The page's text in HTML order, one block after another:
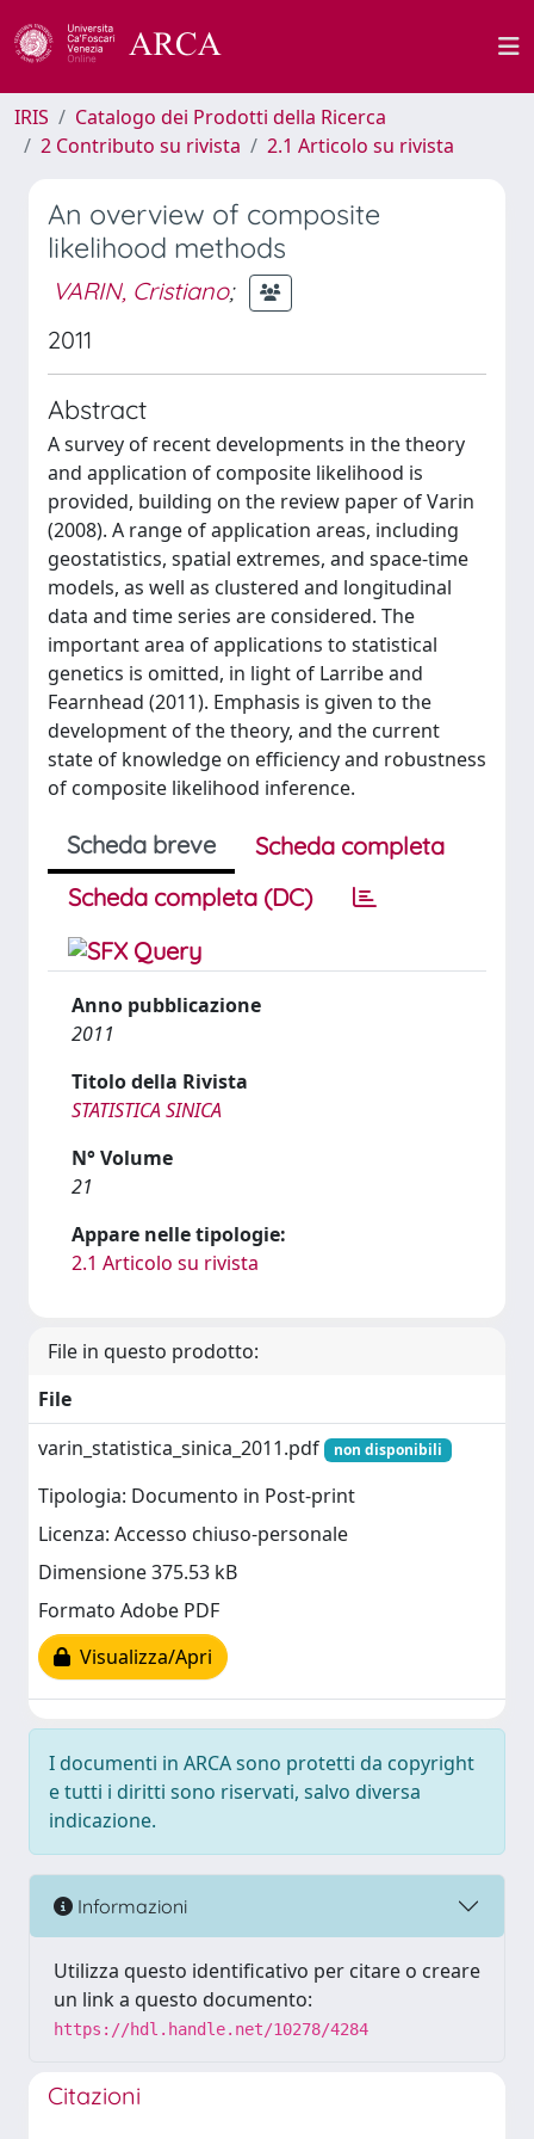
IRIS
Catalogo dei Prodotti della Ricerca
2 Contributo su rivista
2.1 Articolo su rivista
An overview of composite
likelihood methods
VARIN, Cristiano;
2011
Abstract
A survey of recent developments in the theory
and application of composite likelihood is
provided, building on the review paper of Varin
(2008). A range of application areas, including
geostatistics, spatial extremes, and space-time
models, as well as clustered and longitudinal
data and time series are considered. The
important area of applications to statistical
genetics is omitted, in light of Larribe and
Fearnhead (2011). Emphasis is given to the
development of the theory, and the current
state of knowledge on efficiency and robustness
of composite likelihood inference.
Scheda breve
Scheda completa
Scheda completa (DC)
Anno pubblicazione
2011
Titolo della Rivista
STATISTICA SINICA
N° Volume
21
Appare nelle tipologie:
2.1 Articolo su rivista
File in questo prodotto:
File
varin_statistica_sinica_2011.pdf
non disponibili
Tipologia: Documento in Post-print
Licenza: Accesso chiuso-personale
Dimensione 375.53 kB
Formato Adobe PDF
Visualizza/Apri
I documenti in ARCA sono protetti da copyright
e tutti i diritti sono riservati, salvo diversa
indicazione.
Informazioni
Utilizza questo identificativo per citare o creare
un link a questo documento:
https://hdl.handle.net/10278/4284
Citazioni